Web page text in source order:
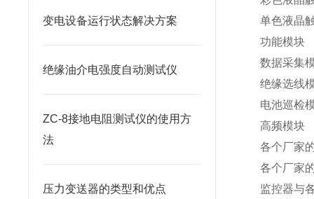
变电设备运行状态解决方案
绝缘油介电强度自动测试仪
ZC-8接地电阻测试仪的使用方
法
压力变送器的类型和优点
单色液晶
功能模块
数据采集
绝缘选线
电池巡检
高频模块
各个厂家
各个厂家
监控器与